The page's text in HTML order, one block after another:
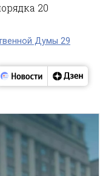
20
Думы 29